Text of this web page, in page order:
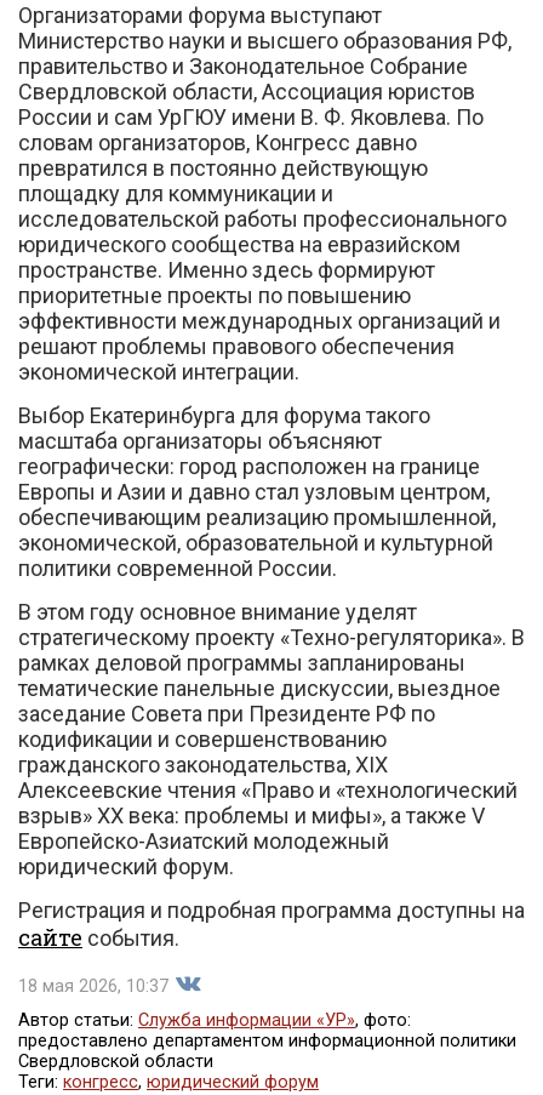
Организаторами форума выступают
Министерство науки и высшего образования РФ,
правительство и Законодательное Собрание
Свердловской области, Ассоциация юристов
России и сам УрГЮУ имени В. Ф. Яковлева. По
словам организаторов, Конгресс давно
превратился в постоянно действующую
площадку для коммуникации и
исследовательской работы профессионального
юридического сообщества на евразийском
пространстве. Именно здесь формируют
приоритетные проекты по повышению
эффективности международных организаций и
решают проблемы правового обеспечения
экономической интеграции.
Выбор Екатеринбурга для форума такого
масштаба организаторы объясняют
географически: город расположен на границе
Европы и Азии и давно стал узловым центром,
обеспечивающим реализацию промышленной,
экономической, образовательной и культурной
политики современной России.
В этом году основное внимание уделят
стратегическому проекту «Техно-регуляторика». В
рамках деловой программы запланированы
тематические панельные дискуссии, выездное
заседание Совета при Президенте РФ по
кодификации и совершенствованию
гражданского законодательства, XIX
Алексеевские чтения «Право и «технологический
взрыв» XX века: проблемы и мифы», а также V
Европейско-Азиатский молодежный
юридический форум.
Регистрация и подробная программа доступны на
сайте события.
18 мая 2026, 10:37
Поделиться
Автор статьи: Служба информации «УР», фото:
предоставлено департаментом информационной политики
Свердловской области
Теги: конгресс, юридический форум